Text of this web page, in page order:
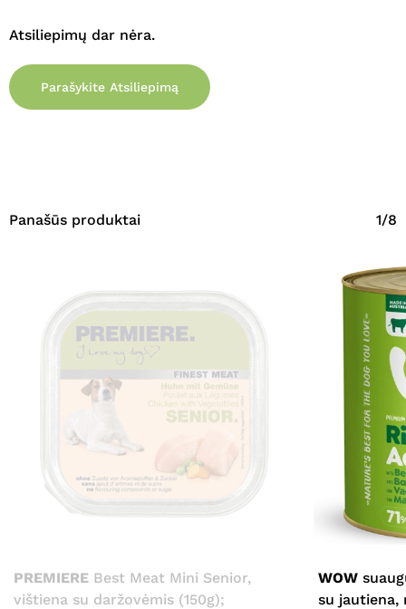
Atsiliepimų dar nėra.
Parašykite Atsiliepimą
Panašūs produktai 1/8
PREMIERE Best Meat Mini Senior,
vištiena su daržovėmis (150g);
WOW
su jautiena,